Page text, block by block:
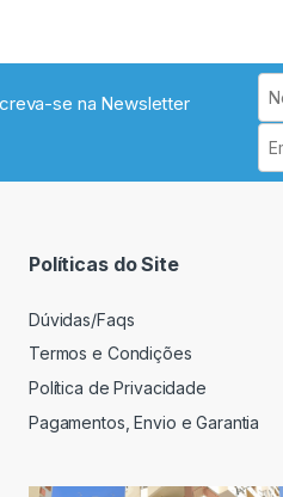
se na Newsletter
Políticas do Site
Dúvidas/Faqs
Termos e Condições
Política de Privacidade
Pagamentos, Envio e Garantia